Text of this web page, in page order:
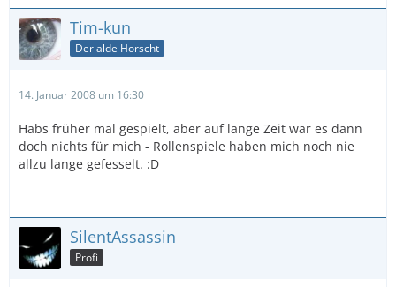
Tim-kun
Der alde Horscht
14. Januar 2008 um 16:30
Habs früher mal gespielt, aber auf lange Zeit war es dann
doch nichts für mich - Rollenspiele haben mich noch nie
allzu lange gefesselt. :D
SilentAssassin
Profi